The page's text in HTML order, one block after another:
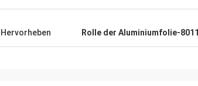
Hervorheben Rolle der Aluminiumfolie-8011